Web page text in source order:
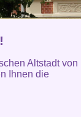
Altstadt von
Ihnen die